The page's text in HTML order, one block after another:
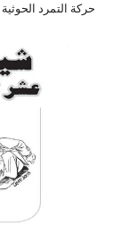
حركة التمرد